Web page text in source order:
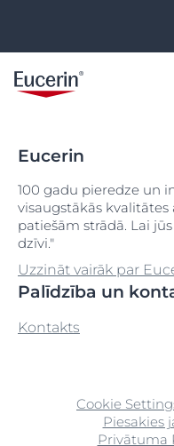
Eucerin
100 gadu pieredze un
visaugstākās kvalitātes
patiešām strādā. Lai
dzīvi."
Uzzināt vairāk par
Palīdzība un
Kontakts
Cookie
Piesakies
Privātuma